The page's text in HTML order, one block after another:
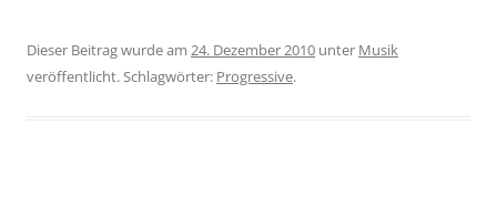
Dieser Beitrag wurde am 24. Dezember 2010 unter Musik
veröffentlicht. Schlagwörter: Progressive.